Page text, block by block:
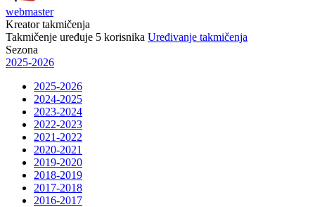
webmaster
Kreator takmičenja
Takmičenje uređuje 5 korisnika Uređivanje takmičenja
Sezona
2025-2026
2025-2026
2024-2025
2023-2024
2022-2023
2021-2022
2020-2021
2019-2020
2018-2019
2017-2018
2016-2017